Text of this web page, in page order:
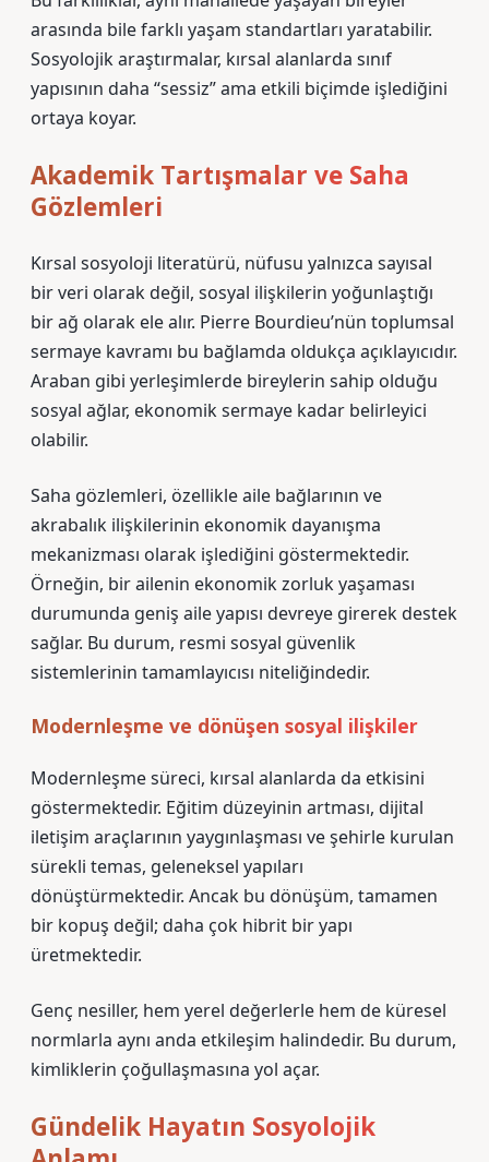
arasında bile farklı yaşam standartları yaratabilir.
Sosyolojik araştırmalar, kırsal alanlarda sınıf
yapısının daha “sessiz” ama etkili biçimde işlediğini
ortaya koyar.
Akademik Tartışmalar ve Saha
Gözlemleri
Kırsal sosyoloji literatürü, nüfusu yalnızca sayısal
bir veri olarak değil, sosyal ilişkilerin yoğunlaştığı
bir ağ olarak ele alır. Pierre Bourdieu’nün toplumsal
sermaye kavramı bu bağlamda oldukça açıklayıcıdır.
Araban gibi yerleşimlerde bireylerin sahip olduğu
sosyal ağlar, ekonomik sermaye kadar belirleyici
olabilir.
Saha gözlemleri, özellikle aile bağlarının ve
akrabalık ilişkilerinin ekonomik dayanışma
mekanizması olarak işlediğini göstermektedir.
Örneğin, bir ailenin ekonomik zorluk yaşaması
durumunda geniş aile yapısı devreye girerek destek
sağlar. Bu durum, resmi sosyal güvenlik
sistemlerinin tamamlayıcısı niteliğindedir.
Modernleşme ve dönüşen sosyal ilişkiler
Modernleşme süreci, kırsal alanlarda da etkisini
göstermektedir. Eğitim düzeyinin artması, dijital
iletişim araçlarının yaygınlaşması ve şehirle kurulan
sürekli temas, geleneksel yapıları
dönüştürmektedir. Ancak bu dönüşüm, tamamen
bir kopuş değil; daha çok hibrit bir yapı
üretmektedir.
Genç nesiller, hem yerel değerlerle hem de küresel
normlarla aynı anda etkileşim halindedir. Bu durum,
kimliklerin çoğullaşmasına yol açar.
Gündelik Hayatın Sosyolojik